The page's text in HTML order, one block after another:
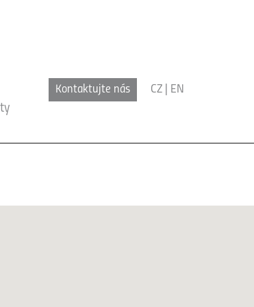
CZ EN
Kontaktujte nás